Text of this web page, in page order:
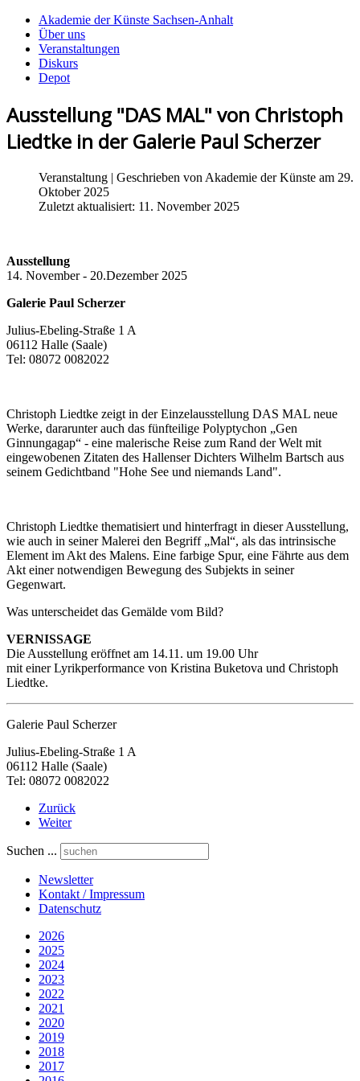
Akademie der Künste Sachsen-Anhalt
Über uns
Veranstaltungen
Diskurs
Depot
Ausstellung "DAS MAL" von Christoph
Liedtke in der Galerie Paul Scherzer
Veranstaltung | Geschrieben von Akademie der Künste am 29.
Oktober 2025
Zuletzt aktualisiert: 11. November 2025
Ausstellung
14. November - 20.Dezember 2025
Galerie Paul Scherzer
Julius-Ebeling-Straße 1 A
06112 Halle (Saale)
Tel: 08072 0082022
Christoph Liedtke zeigt in der Einzelausstellung DAS MAL neue
Werke, dararunter auch das fünfteilige Polyptychon „Gen
Ginnungagap“ - eine malerische Reise zum Rand der Welt mit
eingewobenen Zitaten des Hallenser Dichters Wilhelm Bartsch aus
seinem Gedichtband "Hohe See und niemands Land".
Christoph Liedtke thematisiert und hinterfragt in dieser Ausstellung,
wie auch in seiner Malerei den Begriff „Mal“, als das intrinsische
Element im Akt des Malens. Eine farbige Spur, eine Fährte aus dem
Akt einer notwendigen Bewegung des Subjekts in seiner
Gegenwart.
Was unterscheidet das Gemälde vom Bild?
VERNISSAGE
Die Ausstellung eröffnet am 14.11. um 19.00 Uhr
mit einer Lyrikperformance von Kristina Buketova und Christoph
Liedtke.
Galerie Paul Scherzer
Julius-Ebeling-Straße 1 A
06112 Halle (Saale)
Tel: 08072 0082022
Zurück
Weiter
Suchen ...
Newsletter
Kontakt / Impressum
Datenschutz
2026
2025
2024
2023
2022
2021
2020
2019
2018
2017